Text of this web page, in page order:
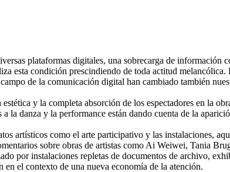
plataformas digitales, una sobrecarga de información
esta condición prescindiendo de toda actitud melancólica.
de la comunicación digital han cambiado también
y la completa absorción de los espectadores en la
la danza y la performance están dando cuenta de la
artísticos como el arte participativo y las instalaciones,
sobre obras de artistas como Ai Weiwei, Tania
por instalaciones repletas de documentos de archivo,
el contexto de una nueva economía de la atención.